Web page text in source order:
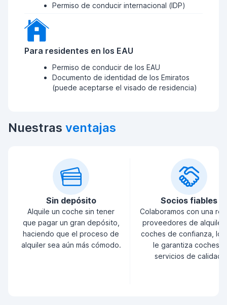
Permiso de conducir internacional (IDP)
Para residentes en los EAU
Permiso de conducir de los EAU
Documento de identidad de los Emiratos
(puede aceptarse el visado de residencia)
Nuestras ventajas
Sin depósito
Alquile un coche sin tener
que pagar un gran depósito,
haciendo que el proceso de
alquiler sea aún más cómodo.
Socios fiables
Colaboramos con una
proveedores de alquiler
coches de confianza, lo
le garantiza coches y
servicios de calidad.